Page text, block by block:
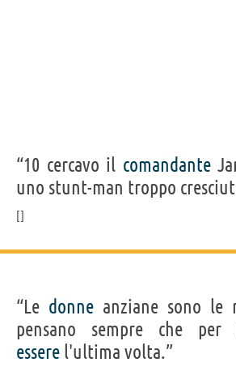
“10 cercavo il comandante
uno stunt-man troppo
“Le donne anziane sono le
pensano sempre che per
essere l'ultima volta.”